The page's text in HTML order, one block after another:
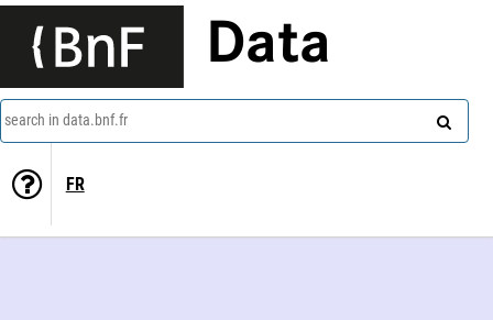
Data
search in data.bnf.fr
FR